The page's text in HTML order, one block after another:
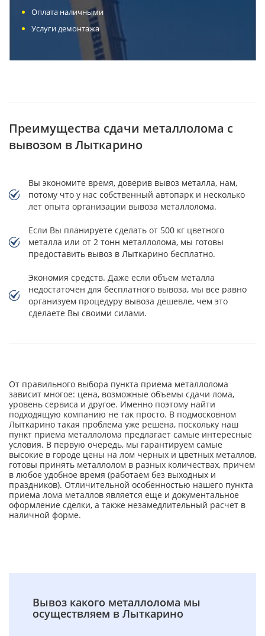
Оплата наличными
Услуги демонтажа
Преимущества сдачи металлолома с
вывозом в Лыткарино
Вы экономите время, доверив вывоз металла, нам,
потому что у нас собственный автопарк и несколько
лет опыта организации вывоза металлолома.
Если Вы планируете сделать от 500 кг цветного
металла или от 2 тонн металлолома, мы готовы
предоставить вывоз в Лыткарино бесплатно.
Экономия средств. Даже если объем металла
недостаточен для бесплатного вывоза, мы все равно
организуем процедуру вывоза дешевле, чем это
сделаете Вы своими силами.
От правильного выбора пункта приема металлолома
зависит многое: цена, возможные объемы сдачи лома,
уровень сервиса и другое. Именно поэтому найти
подходящую компанию не так просто. В подмосковном
Лыткарино такая проблема уже решена, поскольку наш
пункт приема металлолома предлагает самые интересные
условия. В первую очередь, мы гарантируем самые
высокие в городе цены на лом черных и цветных металлов,
готовы принять металлолом в разных количествах, причем
в любое удобное время (работаем без выходных и
праздников). Отличительной особенностью нашего пункта
приема лома металлов является еще и документальное
оформление сделки, а также незамедлительный расчет в
наличной форме.
Вывоз какого металлолома мы
осуществляем в Лыткарино